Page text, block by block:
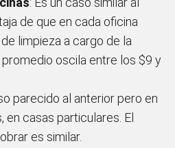
de que en cada oficina
limpieza a cargo de la
promedio oscila entre los $9 y
parecido al anterior pero en
en casas particulares. El
es similar.